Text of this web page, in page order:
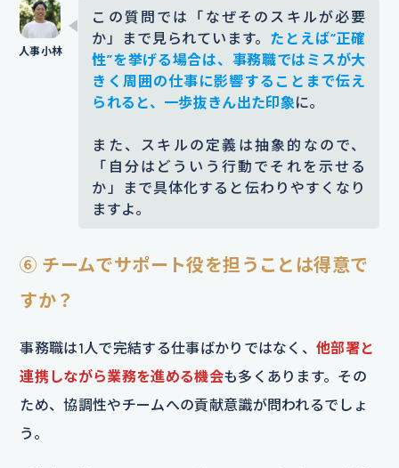
この質問では「なぜそのスキルが必要
か」まで見られています。 たとえば“正確
性”を挙げる場合は、事務職ではミスが大
きく周囲の仕事に影響することまで伝え
られると、一歩抜きん出た印象に。
また、スキルの定義は抽象的なので、
「自分はどういう行動でそれを示せる
か」まで具体化すると伝わりやすくなり
ますよ。
⑥ チームでサポート役を担うことは得意で
すか？
事務職は1人で完結する仕事ばかりではなく、他部署と
連携しながら業務を進める機会も多くあります。その
ため、協調性やチームへの貢献意識が問われるでしょ
う。